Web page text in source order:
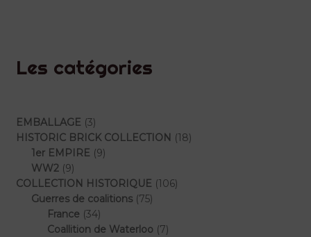
Les catégories
EMBALLAGE 33
produits
HISTORIC BRICK COLLECTION 1818
1er EMPIRE 99
WW2 99
produits
COLLECTION HISTORIQUE 106106
Guerres de coalitions 7575
France 3434
produits
Coallition de Waterloo 77